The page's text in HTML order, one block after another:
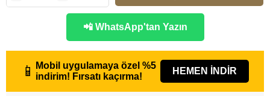
📲 WhatsApp'tan Yazın
📱 Mobil uygulamaya özel %5
indirim! Fırsatı kaçırma!
HEMEN İNDİR